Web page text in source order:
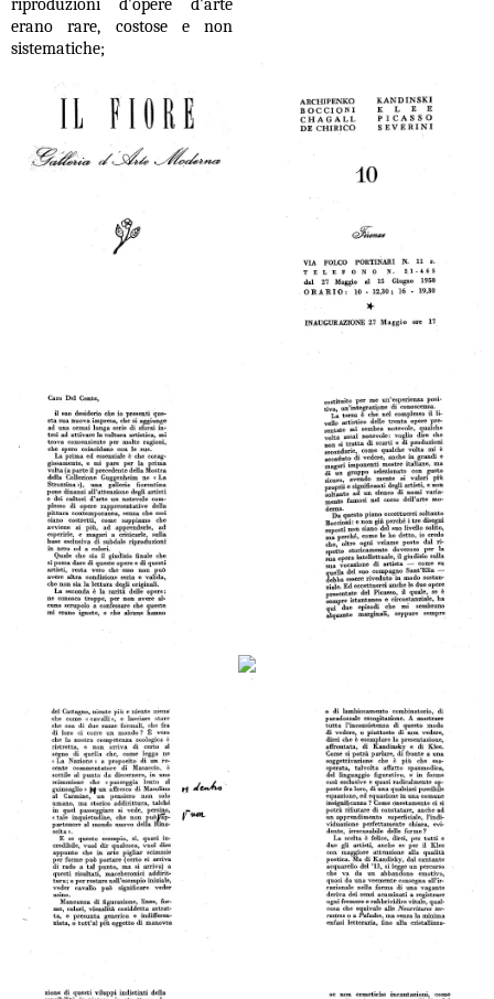
riproduzioni d'opere d'arte
erano rare, costose e non
sistematiche;